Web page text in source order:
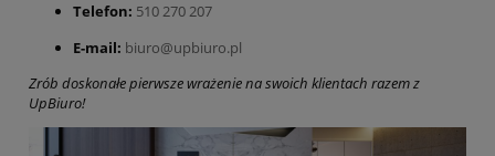
Telefon: 510 270 207
E-mail: biuro@upbiuro.pl
Zrób doskonałe pierwsze wrażenie na swoich klientach razem z
UpBiuro!